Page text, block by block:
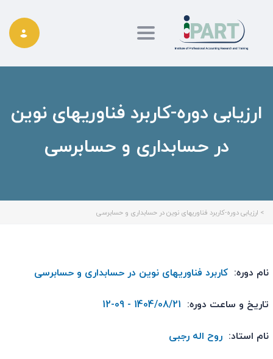
Toggle navigation
ارزیابی دوره-کاربرد فناوریهای نوین
در حسابداری و حسابرسی
> ارزیابی دوره-کاربرد فناوریهای نوین در حسابداری و حسابرسی
نام دوره: کاربرد فناوریهای نوین در حسابداری و حسابرسی
تاریخ و ساعت دوره: 1404/08/21 - 09-12
نام استاد: روح اله رجبی